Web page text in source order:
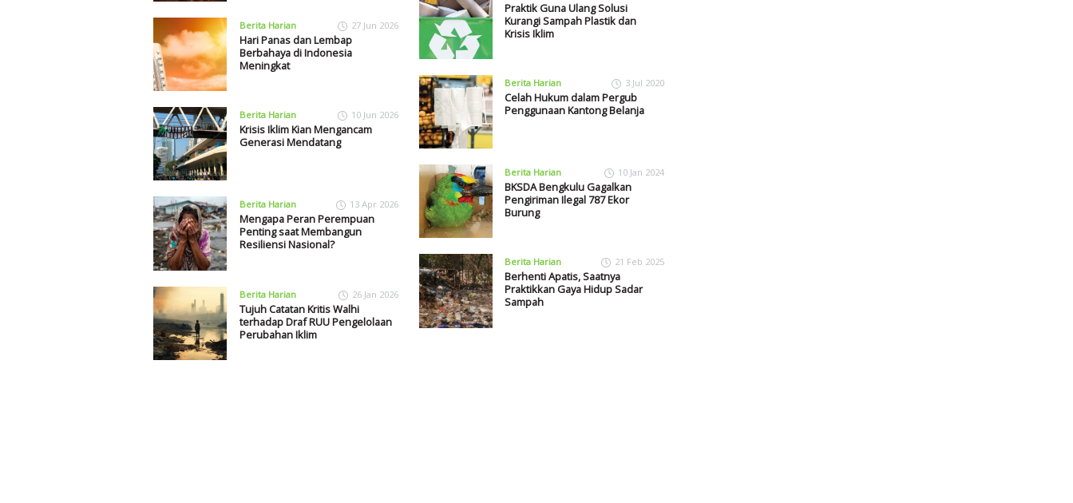
Berita Harian 27 Jun 2026
Hari Panas dan Lembap
Berbahaya di Indonesia
Meningkat
Berita Harian 10 Jun 2026
Krisis Iklim Kian Mengancam
Generasi Mendatang
Berita Harian 13 Apr 2026
Mengapa Peran Perempuan
Penting saat Membangun
Resiliensi Nasional?
Berita Harian 26 Jan 2026
Tujuh Catatan Kritis Walhi
terhadap Draf RUU Pengelolaan
Perubahan Iklim
Praktik Guna Ulang Solusi
Kurangi Sampah Plastik dan
Krisis Iklim
Berita Harian 3 Jul 2020
Celah Hukum dalam Pergub
Penggunaan Kantong Belanja
Berita Harian 10 Jan 2024
BKSDA Bengkulu Gagalkan
Pengiriman Ilegal 787 Ekor
Burung
Berita Harian 21 Feb 2025
Berhenti Apatis, Saatnya
Praktikkan Gaya Hidup Sadar
Sampah